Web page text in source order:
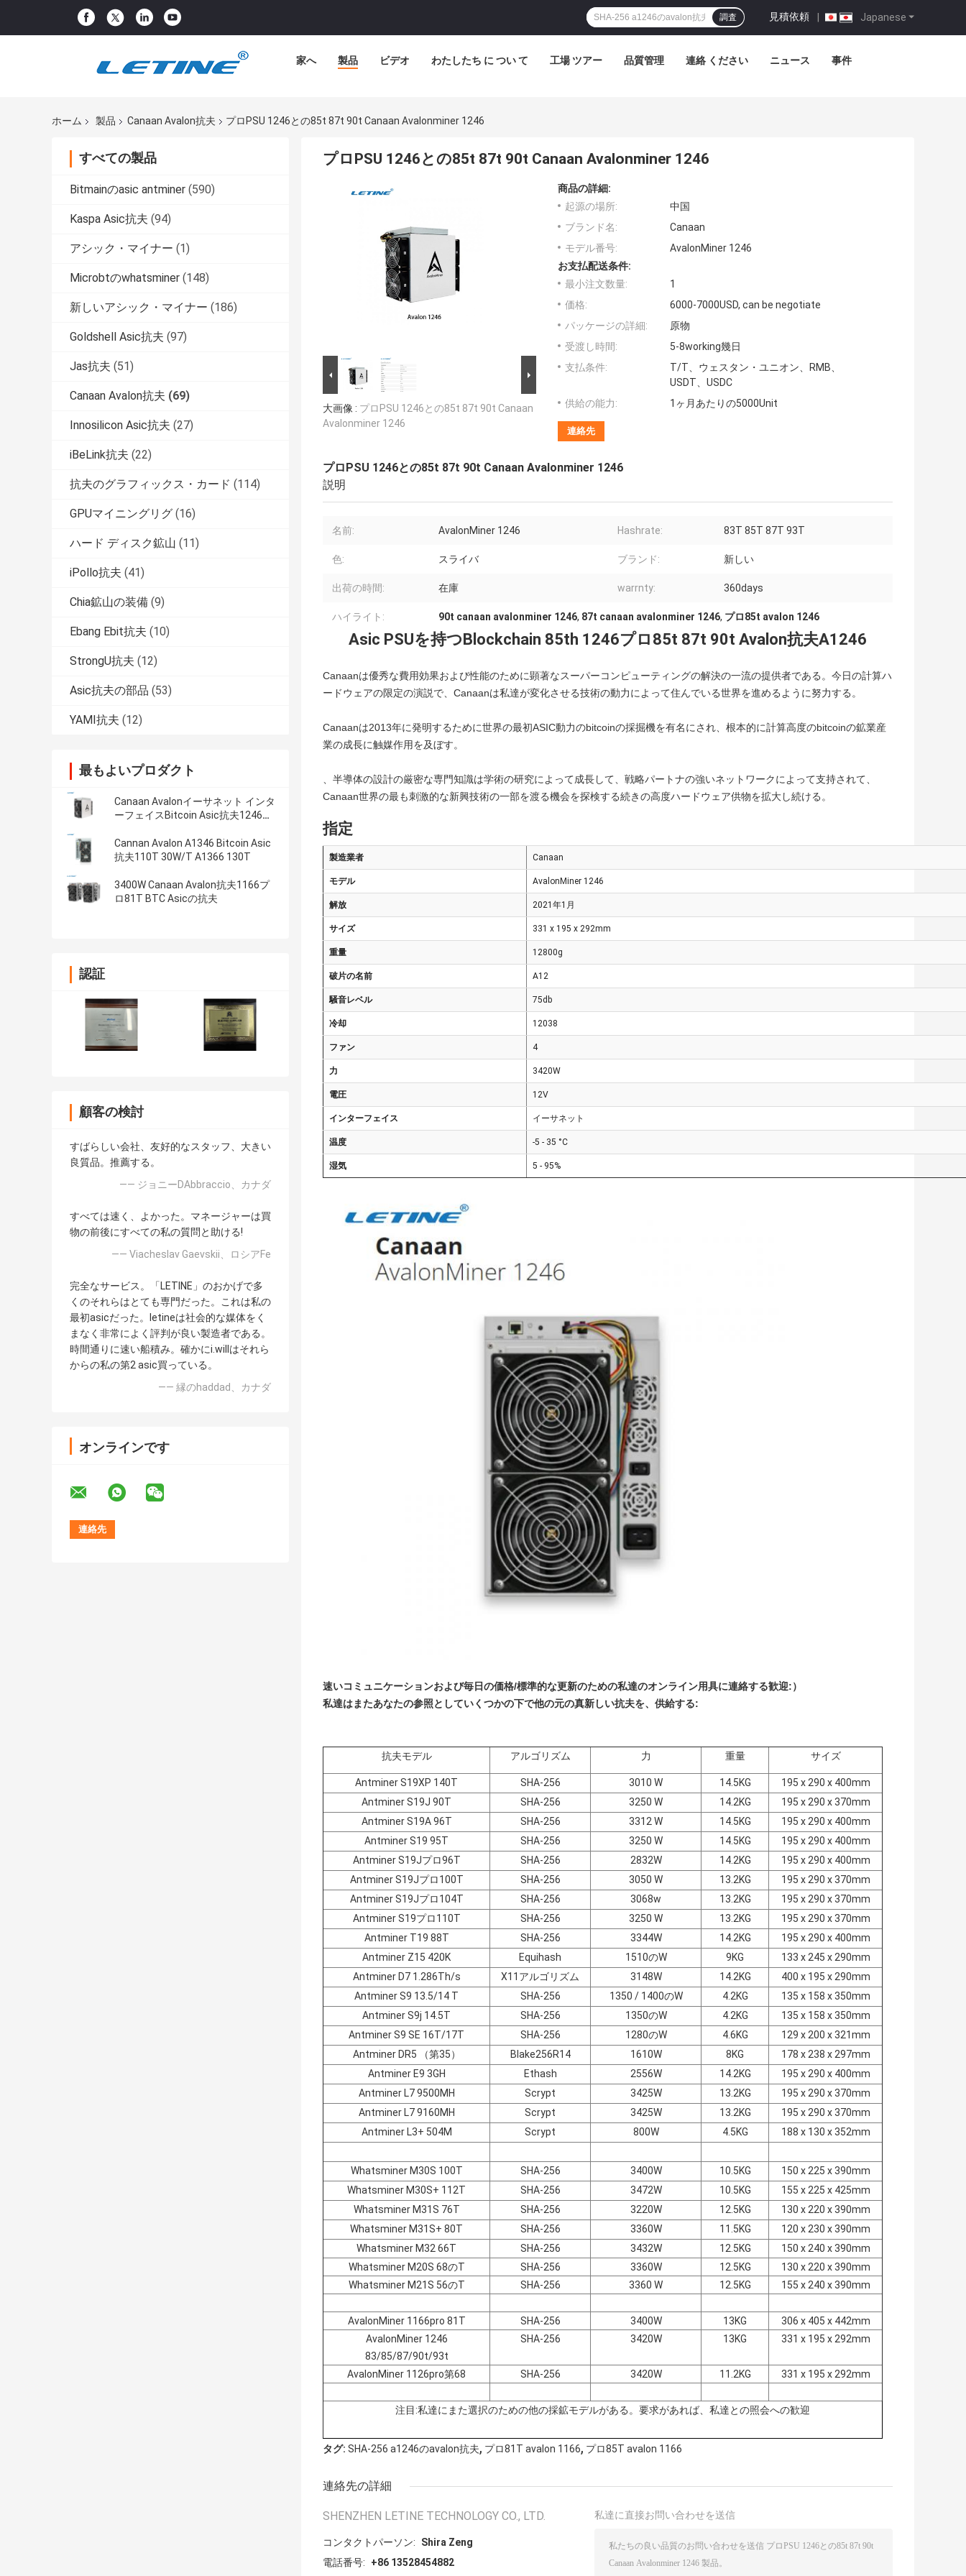
Japanese
見積依頼 |
調査
家へ 製品 ビデオ わたしたち に つい て 工場 ツアー 品質管理 連絡 ください ニュース 事件
ホーム 製品 Canaan Avalon抗夫 プロPSU 1246との85t 87t 90t Canaan Avalonminer 1246
すべての製品
Bitmainのasic antminer (590)
Kaspa Asic抗夫 (94)
アシック・マイナー (1)
Microbtのwhatsminer (148)
新しいアシック・マイナー (186)
Goldshell Asic抗夫 (97)
Jas抗夫 (51)
Canaan Avalon抗夫 (69)
Innosilicon Asic抗夫 (27)
iBeLink抗夫 (22)
抗夫のグラフィックス・カード (114)
GPUマイニングリグ (16)
ハード ディスク鉱山 (11)
iPollo抗夫 (41)
Chia鉱山の装備 (9)
Ebang Ebit抗夫 (10)
StrongU抗夫 (12)
Asic抗夫の部品 (53)
YAMI抗夫 (12)
最もよいプロダクト
Canaan Avalonイーサネット インタ
ーフェイスBitcoin Asic抗夫1246
Cannan Avalon A1346 Bitcoin Asic
抗夫110T 30W/T A1366 130T
3400W Canaan Avalon抗夫1166プ
ロ81T BTC Asicの抗夫
認証
顧客の検討
すばらしい会社、友好的なスタッフ、大きい
良質品。推薦する。
—— ジョニーDAbbraccio、カナダ
すべては速く、よかった。マネージャーは買
物の前後にすべての私の質問と助ける!
—— Viacheslav Gaevskii、ロシアFe
完全なサービス。「LETINE」のおかげで多
くのそれらはとても専門だった。これは私の
最初asicだった。letineは社会的な媒体をく
まなく非常によく評判が良い製造者である。
時間通りに速い船積み。確かにi.willはそれら
からの私の第2 asic買っている。
—— 縁のhaddad、カナダ
オンラインです
プロPSU 1246との85t 87t 90t Canaan Avalonminer 1246
大画像 : プロPSU 1246との85t 87t 90t Canaan
Avalonminer 1246
商品の詳細:
起源の場所:
中国
ブランド名:
Canaan
モデル番号:
AvalonMiner 1246
お支払配送条件:
最小注文数量:
1
価格:
6000-7000USD, can be negotiate
パッケージの詳細:
原物
受渡し時間:
5-8working幾日
支払条件:
T/T、ウェスタン・ユニオン、RMB、
USDT、USDC
供給の能力:
1ヶ月あたりの5000Unit
連絡先
プロPSU 1246との85t 87t 90t Canaan Avalonminer 1246
説明
名前: AvalonMiner 1246 Hashrate: 83T 85T 87T 93T
色: スライバ ブランド: 新しい
出荷の時間: 在庫 warrnty: 360days
ハイライト: 90t canaan avalonminer 1246, 87t canaan avalonminer 1246, プロ85t avalon 1246
Asic PSUを持つBlockchain 85th 1246プロ85t 87t 90t Avalon抗夫A1246
Canaanは優秀な費用効果および性能のために顕著なスーパーコンピューティングの解決の一流の提供者である。今日の計算ハ
ードウェアの限定の演説で、Canaanは私達が変化させる技術の動力によって住んでいる世界を進めるように努力する。
Canaanは2013年に発明するために世界の最初ASIC動力のbitcoinの採掘機を有名にされ、根本的に計算高度のbitcoinの鉱業産
業の成長に触媒作用を及ぼす。
、半導体の設計の厳密な専門知識は学術の研究によって成長して、戦略パートナの強いネットワークによって支持されて、
Canaan世界の最も刺激的な新興技術の一部を渡る機会を探検する続きの高度ハードウェア供物を拡大し続ける。
指定
製造業者 Canaan
モデル AvalonMiner 1246
解放 2021年1月
サイズ 331 x 195 x 292mm
重量 12800g
破片の名前 A12
騒音レベル 75db
冷却 12038
ファン 4
力 3420W
電圧 12V
インターフェイス イーサネット
温度 -5 - 35 °C
湿気 5 - 95%
速いコミュニケーションおよび毎日の価格/標準的な更新のための私達のオンライン用具に連絡する歓迎:）
私達はまたあなたの参照としていくつかの下で他の元の真新しい抗夫を、供給する:
抗夫モデル アルゴリズム 力 重量 サイズ
Antminer S19XP 140T SHA-256 3010 W 14.5KG
195 x 290 x 400mm
Antminer S19J 90T
SHA-256 3250 W 14.2KG
195 x 290 x 370mm
Antminer S19A 96T
SHA-256 3312 W 14.5KG
195 x 290 x 400mm
Antminer S19 95T
SHA-256 3250 W 14.5KG
195 x 290 x 400mm
Antminer S19Jプロ96T
SHA-256 2832W 14.2KG
195 x 290 x 400mm
Antminer S19Jプロ100T
SHA-256 3050 W 13.2KG
195 x 290 x 370mm
Antminer S19Jプロ104T
SHA-256 3068w 13.2KG
195 x 290 x 370mm
Antminer S19プロ110T
SHA-256 3250 W 13.2KG
195 x 290 x 370mm
Antminer T19 88T
SHA-256 3344W 14.2KG
195 x 290 x 400mm
Antminer Z15 420K
Equihash 1510のW 9KG
133 x 245 x 290mm
Antminer D7 1.286Th/s
X11アルゴリズム 3148W 14.2KG
400 x 195 x 290mm
Antminer S9 13.5/14 T
SHA-256 1350 / 1400のW 4.2KG
135 x 158 x 350mm
Antminer S9j 14.5T
SHA-256 1350のW 4.2KG
135 x 158 x 350mm
Antminer S9 SE 16T/17T
SHA-256 1280のW 4.6KG
129 x 200 x 321mm
Antminer DR5 （第35）
Blake256R14 1610W 8KG
178 x 238 x 297mm
Antminer E9 3GH
Ethash 2556W 14.2KG
195 x 290 x 400mm
Antminer L7 9500MH
Scrypt 3425W 13.2KG
195 x 290 x 370mm
Antminer L7 9160MH
Scrypt 3425W 13.2KG
195 x 290 x 370mm
Antminer L3+ 504M
Scrypt 800W 4.5KG 188 x 130 x 352mm
Whatsminer M30S 100T SHA-256 3400W 10.5KG
150 x 225 x 390mm
Whatsminer M30S+ 112T
SHA-256 3472W 10.5KG
155 x 225 x 425mm
Whatsminer M31S 76T
SHA-256 3220W 12.5KG
130 x 220 x 390mm
Whatsminer M31S+ 80T
SHA-256 3360W 11.5KG
120 x 230 x 390mm
Whatsminer M32 66T
SHA-256 3432W 12.5KG
150 x 240 x 390mm
Whatsminer M20S 68のT
SHA-256 3360W 12.5KG
130 x 220 x 390mm
Whatsminer M21S 56のT
SHA-256 3360 W 12.5KG 155 x 240 x 390mm
AvalonMiner 1166pro 81T SHA-256 3400W 13KG
306 x 405 x 442mm
AvalonMiner 1246
83/85/87/90t/93t
SHA-256 3420W 13KG 331 x 195 x 292mm
AvalonMiner 1126pro第68 SHA-256 3420W 11.2KG 331 x 195 x 292mm
注目:私達にまた選択のための他の採鉱モデルがある。要求があれば、私達との照会への歓迎
タグ: SHA-256 a1246のavalon抗夫, プロ81T avalon 1166, プロ85T avalon 1166
連絡先の詳細
SHENZHEN LETINE TECHNOLOGY CO., LTD.
コンタクトパーソン:
Shira Zeng
電話番号:
+86 13528454882
私達に直接お問い合わせを送信